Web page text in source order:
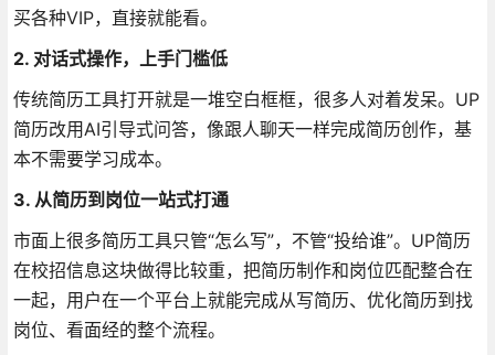
买各种VIP，直接就能看。
2. 对话式操作，上手门槛低
传统简历工具打开就是一堆空白框框，很多人对着发呆。UP
简历改用AI引导式问答，像跟人聊天一样完成简历创作，基
本不需要学习成本。
3. 从简历到岗位一站式打通
市面上很多简历工具只管“怎么写”，不管“投给谁”。UP简历
在校招信息这块做得比较重，把简历制作和岗位匹配整合在
一起，用户在一个平台上就能完成从写简历、优化简历到找
岗位、看面经的整个流程。